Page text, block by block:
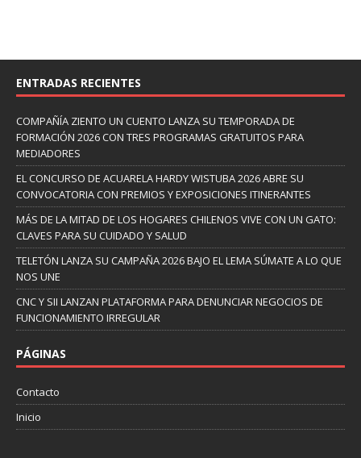
ENTRADAS RECIENTES
COMPAÑÍA ZIENTO UN CUENTO LANZA SU TEMPORADA DE
FORMACIÓN 2026 CON TRES PROGRAMAS GRATUITOS PARA
MEDIADORES
EL CONCURSO DE ACUARELA HARDY WISTUBA 2026 ABRE SU
CONVOCATORIA CON PREMIOS Y EXPOSICIONES ITINERANTES
MÁS DE LA MITAD DE LOS HOGARES CHILENOS VIVE CON UN GATO:
CLAVES PARA SU CUIDADO Y SALUD
TELETÓN LANZA SU CAMPAÑA 2026 BAJO EL LEMA SÚMATE A LO QUE
NOS UNE
CNC Y SII LANZAN PLATAFORMA PARA DENUNCIAR NEGOCIOS DE
FUNCIONAMIENTO IRREGULAR
PÁGINAS
Contacto
Inicio